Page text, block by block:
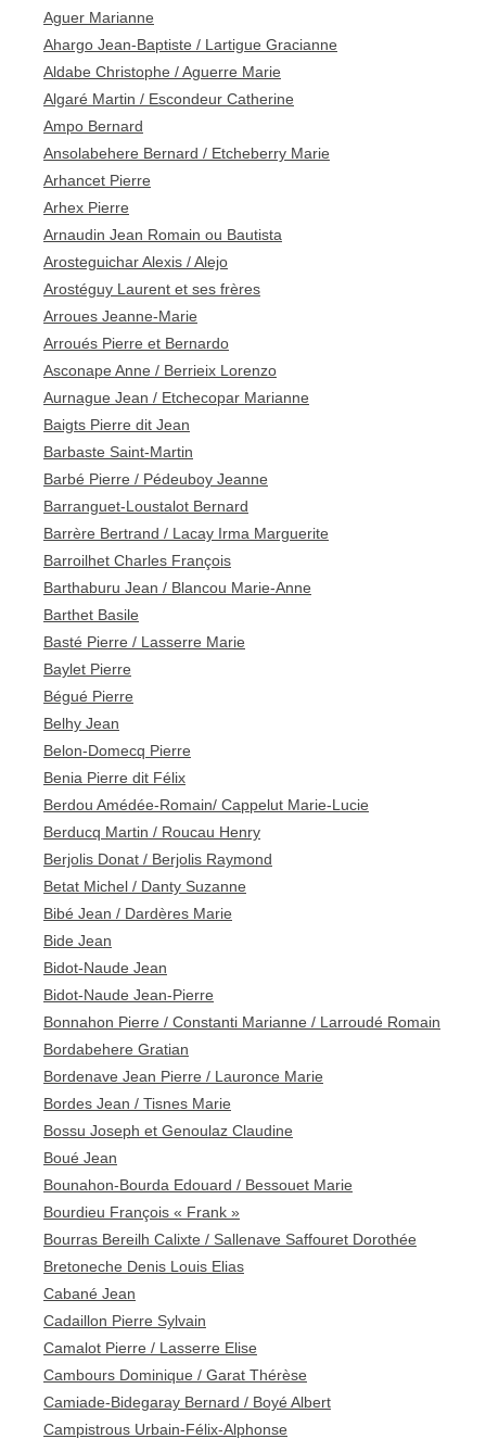
Aguer Marianne
Ahargo Jean-Baptiste / Lartigue Gracianne
Aldabe Christophe / Aguerre Marie
Algaré Martin / Escondeur Catherine
Ampo Bernard
Ansolabehere Bernard / Etcheberry Marie
Arhancet Pierre
Arhex Pierre
Arnaudin Jean Romain ou Bautista
Arosteguichar Alexis / Alejo
Arostéguy Laurent et ses frères
Arroues Jeanne-Marie
Arroués Pierre et Bernardo
Asconape Anne / Berrieix Lorenzo
Aurnague Jean / Etchecopar Marianne
Baigts Pierre dit Jean
Barbaste Saint-Martin
Barbé Pierre / Pédeuboy Jeanne
Barranguet-Loustalot Bernard
Barrère Bertrand / Lacay Irma Marguerite
Barroilhet Charles François
Barthaburu Jean / Blancou Marie-Anne
Barthet Basile
Basté Pierre / Lasserre Marie
Baylet Pierre
Bégué Pierre
Belhy Jean
Belon-Domecq Pierre
Benia Pierre dit Félix
Berdou Amédée-Romain/ Cappelut Marie-Lucie
Berducq Martin / Roucau Henry
Berjolis Donat / Berjolis Raymond
Betat Michel / Danty Suzanne
Bibé Jean / Dardères Marie
Bide Jean
Bidot-Naude Jean
Bidot-Naude Jean-Pierre
Bonnahon Pierre / Constanti Marianne / Larroudé Romain
Bordabehere Gratian
Bordenave Jean Pierre / Lauronce Marie
Bordes Jean / Tisnes Marie
Bossu Joseph et Genoulaz Claudine
Boué Jean
Bounahon-Bourda Edouard / Bessouet Marie
Bourdieu François « Frank »
Bourras Bereilh Calixte / Sallenave Saffouret Dorothée
Bretoneche Denis Louis Elias
Cabané Jean
Cadaillon Pierre Sylvain
Camalot Pierre / Lasserre Elise
Cambours Dominique / Garat Thérèse
Camiade-Bidegaray Bernard / Boyé Albert
Campistrous Urbain-Félix-Alphonse